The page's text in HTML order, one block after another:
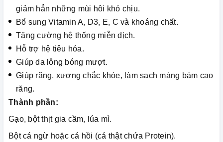
giảm hẳn những mùi hôi khó chịu.
Bổ sung Vitamin A, D3, E, C và khoáng chất.
Tăng cường hệ thống miễn dịch.
Hỗ trợ hệ tiêu hóa.
Giúp da lông bóng mượt.
Giúp răng, xương chắc khỏe, làm sạch mảng bám cao
răng.
Thành phần:
Gạo, bột thịt gia cầm, lúa mì.
Bột cá ngừ hoặc cá hồi (cá thật chứa Protein).